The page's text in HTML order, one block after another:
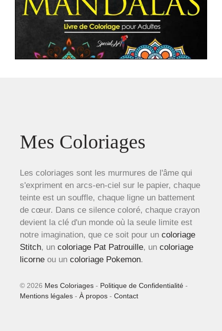
Mes Coloriages
Les coloriages sont les murmures de l'âme qui
s'expriment en arcs-en-ciel sur le papier, chaque
teinte est un souffle, chaque ligne un battement
de cœur. Dans ce silence coloré, chaque crayon
devient la clé d'un monde où la seule limite est
notre imagination, que ce soit pour un coloriage
Stitch, un coloriage Pat Patrouille, un coloriage
licorne ou un coloriage Pokemon.
© 2026 Mes Coloriages - Politique de Confidentialité -
Mentions légales - À propos - Contact